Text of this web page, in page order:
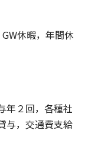
休暇，年間休
年２回，各種社
与，交通費支給